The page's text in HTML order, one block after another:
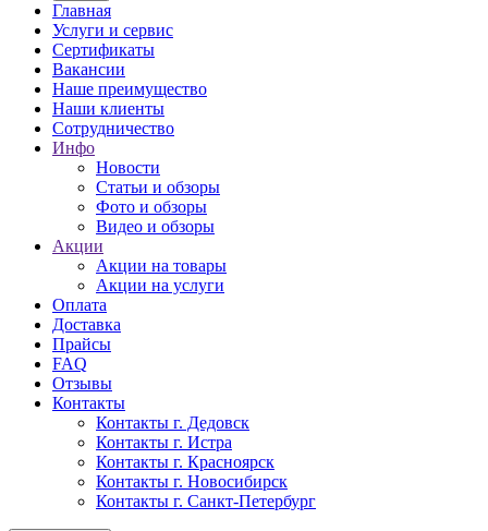
Главная
Услуги и сервис
Сертификаты
Вакансии
Наше преимущество
Наши клиенты
Сотрудничество
Инфо
Новости
Статьи и обзоры
Фото и обзоры
Видео и обзоры
Акции
Акции на товары
Акции на услуги
Оплата
Доставка
Прайсы
FAQ
Отзывы
Контакты
Контакты г. Дедовск
Контакты г. Истра
Контакты г. Красноярск
Контакты г. Новосибирск
Контакты г. Санкт-Петербург